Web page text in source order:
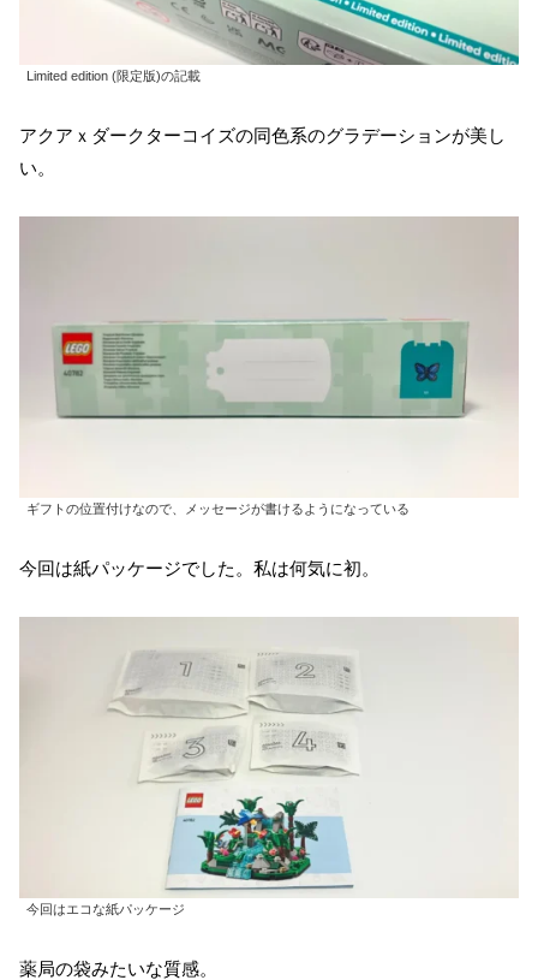
Limited edition (限定版)の記載
アクアｘダークターコイズの同色系のグラデーションが美し
い。
ギフトの位置付けなので、メッセージが書けるようになっている
今回は紙パッケージでした。私は何気に初。
今回はエコな紙パッケージ
薬局の袋みたいな質感。